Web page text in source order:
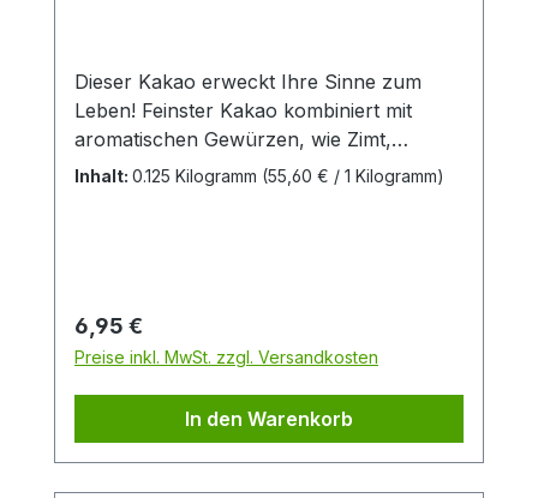
Dieser Kakao erweckt Ihre Sinne zum
Leben! Feinster Kakao kombiniert mit
aromatischen Gewürzen, wie Zimt,
Kardamom und Nelke machen das
Grüner Tee Matcha*, Nelke gemahlen*,
Macawurzel* *aus kontrolliert
biologischem Anbau
Inhalt: 0.125 Kilogramm (55,60 € / 1 Kilogramm)
Regulärer Preis:
6,95 €
Preise inkl. MwSt. zzgl. Versandkosten
In den Warenkorb